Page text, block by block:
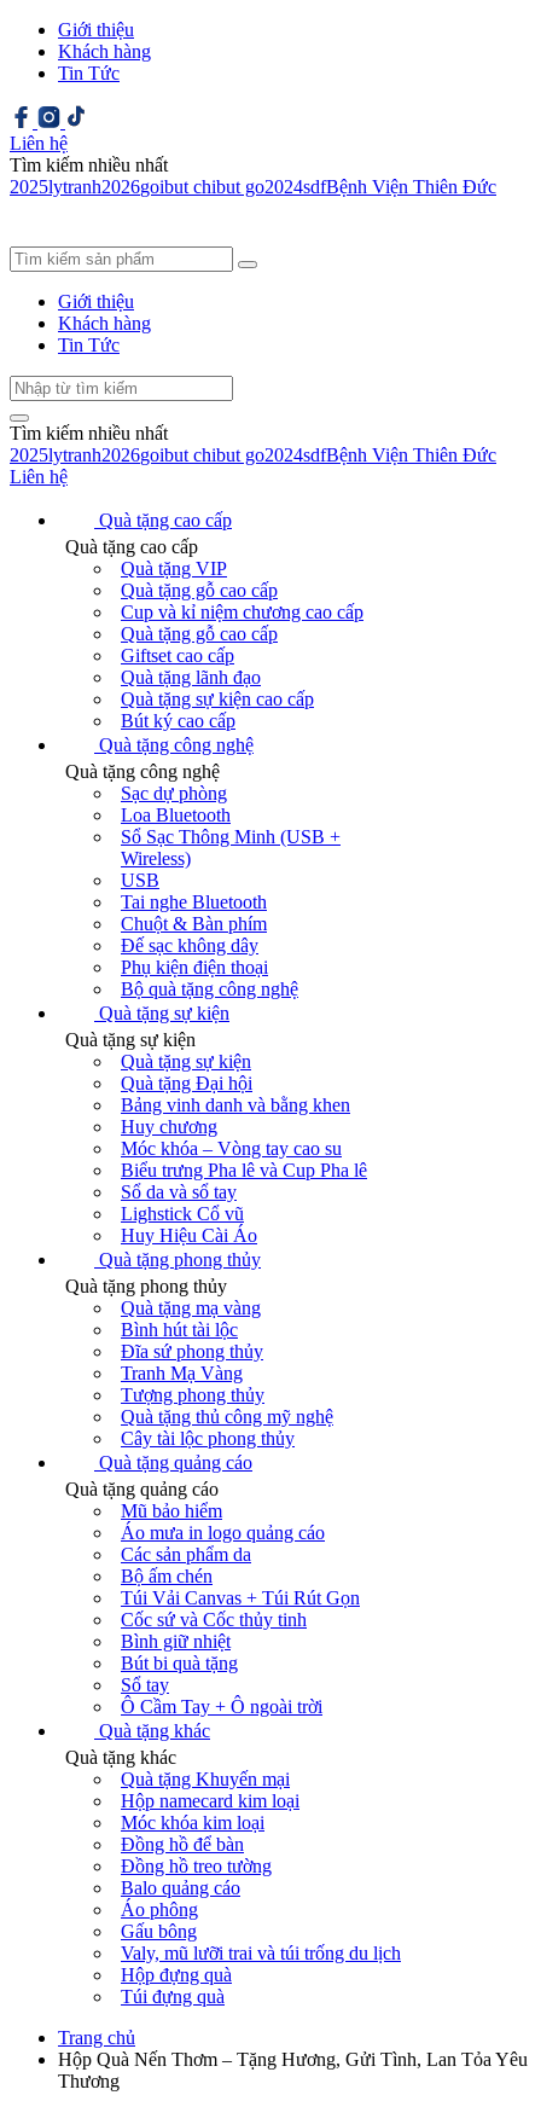
Giới thiệu
Khách hàng
Tin Tức
Liên hệ
Tìm kiếm nhiều nhất
2025lytranh2026goibut chibut go2024sdfBệnh Viện Thiên Đức
Giới thiệu
Khách hàng
Tin Tức
Tìm kiếm nhiều nhất
2025lytranh2026goibut chibut go2024sdfBệnh Viện Thiên Đức
Liên hệ
Quà tặng cao cấp
Quà tặng cao cấp
Quà tặng VIP
Quà tặng gỗ cao cấp
Cup và kỉ niệm chương cao cấp
Quà tặng gỗ cao cấp
Giftset cao cấp
Quà tặng lãnh đạo
Quà tặng sự kiện cao cấp
Bút ký cao cấp
Quà tặng công nghệ
Quà tặng công nghệ
Sạc dự phòng
Loa Bluetooth
Sổ Sạc Thông Minh (USB +
Wireless)
USB
Tai nghe Bluetooth
Chuột & Bàn phím
Đế sạc không dây
Phụ kiện điện thoại
Bộ quà tặng công nghệ
Quà tặng sự kiện
Quà tặng sự kiện
Quà tặng sự kiện
Quà tặng Đại hội
Bảng vinh danh và bằng khen
Huy chương
Móc khóa – Vòng tay cao su
Biểu trưng Pha lê và Cup Pha lê
Sổ da và sổ tay
Lighstick Cổ vũ
Huy Hiệu Cài Áo
Quà tặng phong thủy
Quà tặng phong thủy
Quà tặng mạ vàng
Bình hút tài lộc
Đĩa sứ phong thủy
Tranh Mạ Vàng
Tượng phong thủy
Quà tặng thủ công mỹ nghệ
Cây tài lộc phong thủy
Quà tặng quảng cáo
Quà tặng quảng cáo
Mũ bảo hiểm
Áo mưa in logo quảng cáo
Các sản phẩm da
Bộ ấm chén
Túi Vải Canvas + Túi Rút Gọn
Cốc sứ và Cốc thủy tinh
Bình giữ nhiệt
Bút bi quà tặng
Sổ tay
Ô Cầm Tay + Ô ngoài trời
Quà tặng khác
Quà tặng khác
Quà tặng Khuyến mại
Hộp namecard kim loại
Móc khóa kim loại
Đồng hồ để bàn
Đồng hồ treo tường
Balo quảng cáo
Áo phông
Gấu bông
Valy, mũ lưỡi trai và túi trống du lịch
Hộp đựng quà
Túi đựng quà
Trang chủ
Hộp Quà Nến Thơm – Tặng Hương, Gửi Tình, Lan Tỏa Yêu
Thương